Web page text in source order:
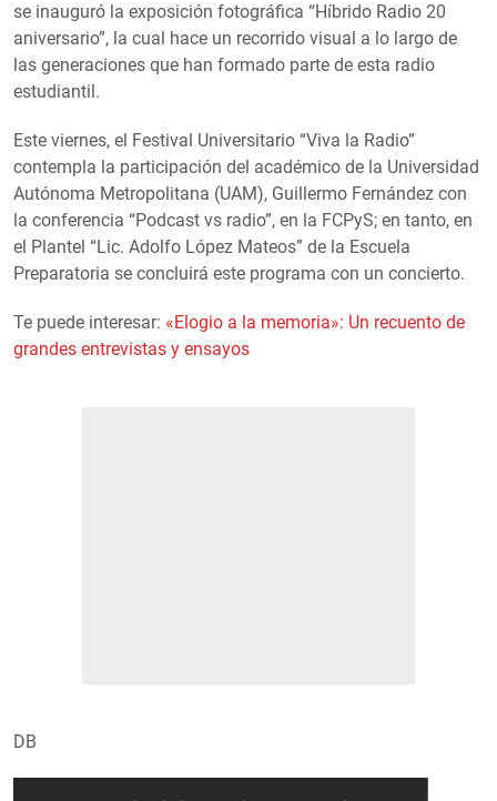
se inauguró la exposición fotográfica “Híbrido Radio 20
aniversario”, la cual hace un recorrido visual a lo largo de
las generaciones que han formado parte de esta radio
estudiantil.
Este viernes, el Festival Universitario “Viva la Radio”
contempla la participación del académico de la Universidad
Autónoma Metropolitana (UAM), Guillermo Fernández con
la conferencia “Podcast vs radio”, en la FCPyS; en tanto, en
el Plantel “Lic. Adolfo López Mateos” de la Escuela
Preparatoria se concluirá este programa con un concierto.
Te puede interesar: «Elogio a la memoria»: Un recuento de
grandes entrevistas y ensayos
DB